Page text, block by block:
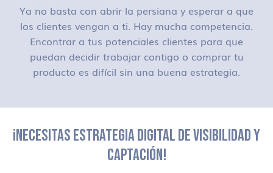
Ya no basta con abrir la persiana y esperar a que
los clientes vengan a ti. Hay mucha competencia.
Encontrar a tus potenciales clientes para que
puedan decidir trabajar contigo o comprar tu
producto es difícil sin una buena estrategia.
¡NECESITAS ESTRATEGIA DIGITAL DE VISIBILIDAD Y
CAPTACIÓN!